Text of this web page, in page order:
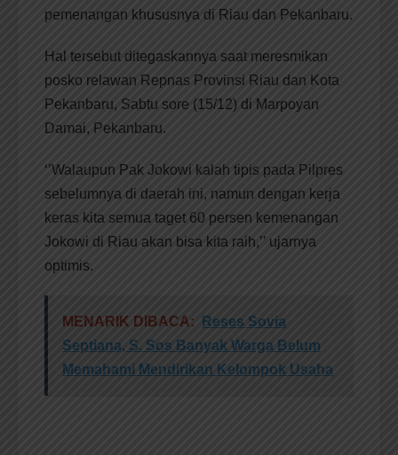
pemenangan khususnya di Riau dan Pekanbaru.
Hal tersebut ditegaskannya saat meresmikan
posko relawan Repnas Provinsi Riau dan Kota
Pekanbaru, Sabtu sore (15/12) di Marpoyan
Damai, Pekanbaru.
‘’Walaupun Pak Jokowi kalah tipis pada Pilpres
sebelumnya di daerah ini, namun dengan kerja
keras kita semua taget 60 persen kemenangan
Jokowi di Riau akan bisa kita raih,’’ ujarnya
optimis.
MENARIK DIBACA:
Reses Sovia
Septiana, S. Sos Banyak Warga Belum
Memahami Mendirikan Kelompok Usaha